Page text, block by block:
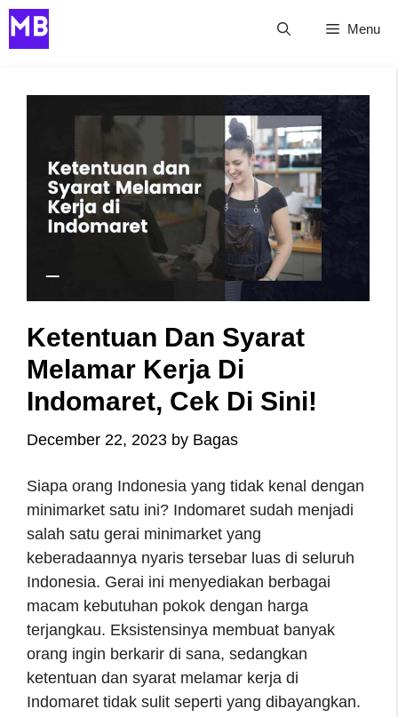
Skip
to
Menu
Ketentuan Dan Syarat
Melamar Kerja Di
Indomaret, Cek Di Sini!
December 22, 2023 by Bagas
Siapa orang Indonesia yang tidak kenal dengan
minimarket satu ini? Indomaret sudah menjadi
salah satu gerai minimarket yang
keberadaannya nyaris tersebar luas di seluruh
Indonesia. Gerai ini menyediakan berbagai
macam kebutuhan pokok dengan harga
terjangkau. Eksistensinya membuat banyak
orang ingin berkarir di sana, sedangkan
ketentuan dan syarat melamar kerja di
Indomaret tidak sulit seperti yang dibayangkan.